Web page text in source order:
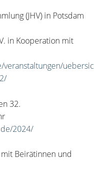
(JHV) in Potsdam
in Kooperation mit
32.
2024/
Beirätinnen und